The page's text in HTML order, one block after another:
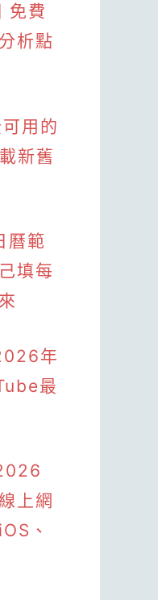
免費
析點
用的
新舊
範
填每
年
最
上網
、